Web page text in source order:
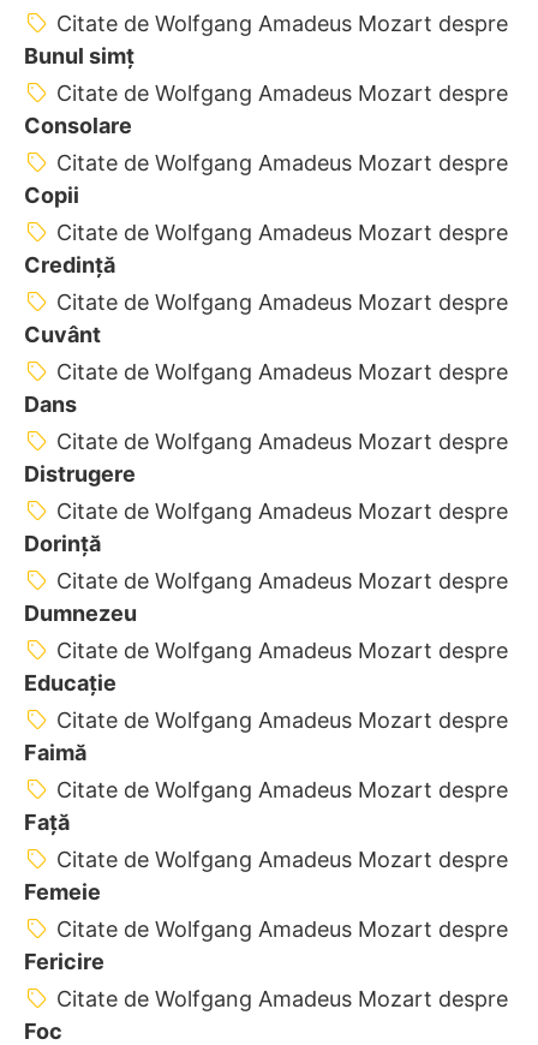
Citate de Wolfgang Amadeus Mozart despre
Bunul simț
Citate de Wolfgang Amadeus Mozart despre
Consolare
Citate de Wolfgang Amadeus Mozart despre
Copii
Citate de Wolfgang Amadeus Mozart despre
Credință
Citate de Wolfgang Amadeus Mozart despre
Cuvânt
Citate de Wolfgang Amadeus Mozart despre
Dans
Citate de Wolfgang Amadeus Mozart despre
Distrugere
Citate de Wolfgang Amadeus Mozart despre
Dorință
Citate de Wolfgang Amadeus Mozart despre
Dumnezeu
Citate de Wolfgang Amadeus Mozart despre
Educație
Citate de Wolfgang Amadeus Mozart despre
Faimă
Citate de Wolfgang Amadeus Mozart despre
Față
Citate de Wolfgang Amadeus Mozart despre
Femeie
Citate de Wolfgang Amadeus Mozart despre
Fericire
Citate de Wolfgang Amadeus Mozart despre
Foc